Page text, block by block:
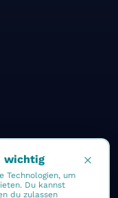
wichtig
Technologien, um
Du kannst
du zulassen